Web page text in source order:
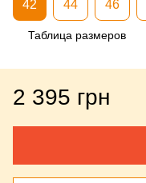
42 44 46
Таблица размеров
2 395 грн